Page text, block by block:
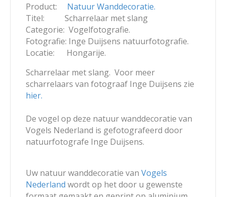
Product: Natuur Wanddecoratie.
Titel: Scharrelaar met slang
Categorie: Vogelfotografie.
Fotografie: Inge Duijsens natuurfotografie.
Locatie: Hongarije.
Scharrelaar met slang. Voor meer
scharrelaars van fotograaf Inge Duijsens zie
hier.
De vogel op deze natuur wanddecoratie van
Vogels Nederland is gefotografeerd door
natuurfotografe Inge Duijsens.
Uw natuur wanddecoratie van Vogels
Nederland wordt op het door u gewenste